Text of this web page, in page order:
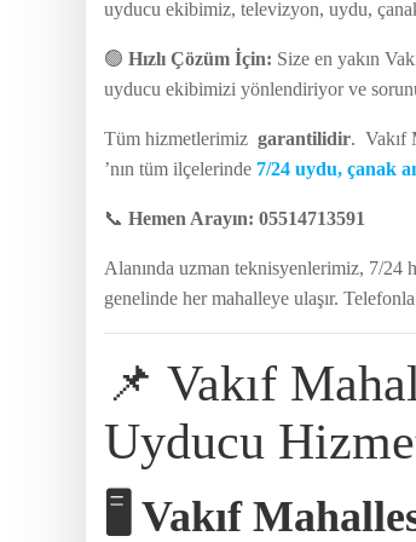
uyducu ekibimiz, televizyon, uydu,
🟢 Hızlı Çözüm İçin: Size en yakın
uyducu ekibimizi yönlendiriyor ve
Tüm hizmetlerimiz garantilidir. Vakıf
’nın tüm ilçelerinde 7/24 uydu, çanak
📞 Hemen Arayın: 05514713591
Alanında uzman teknisyenlerimiz, 7/24
genelinde her mahalleye ulaşır.
📌 Vakıf
Uyducu
🖥 Vakıf